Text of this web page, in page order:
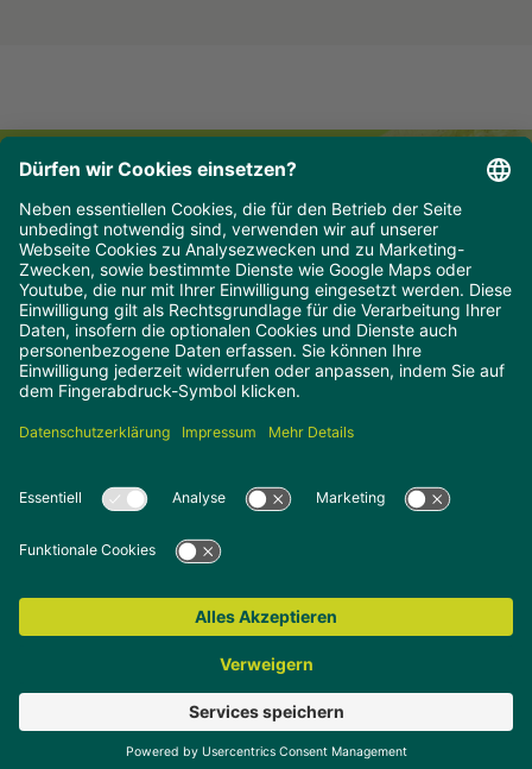
hungrig auf leckere neuigkeiten, rezepte
und angebote?
Melde dich einfach für unseren Profi-Newsletter
an und bleibe immer auf dem Laufenden.
Kontakt AGB Impressum Datenschutz